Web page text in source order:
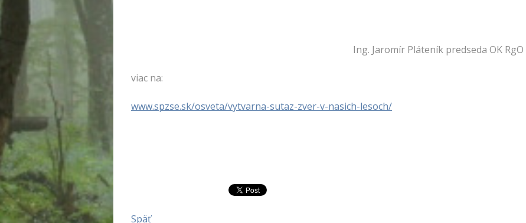
Ing. Jaromír Pláteník predseda OK RgO SPZ
viac na:
www.spzse.sk/osveta/vytvarna-sutaz-zver-v-nasich-lesoch/
Späť